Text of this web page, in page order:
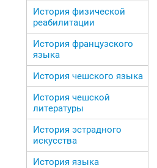
История физической
реабилитации
История французского
языка
История чешского языка
История чешской
литературы
История эстрадного
искусства
История языка